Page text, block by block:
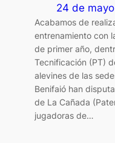
24 de
Acabamos de
entrenamiento con
de primer año,
Tecnificación (PT)
alevines de las
Benifaió han
de La Cañada
jugadoras de…